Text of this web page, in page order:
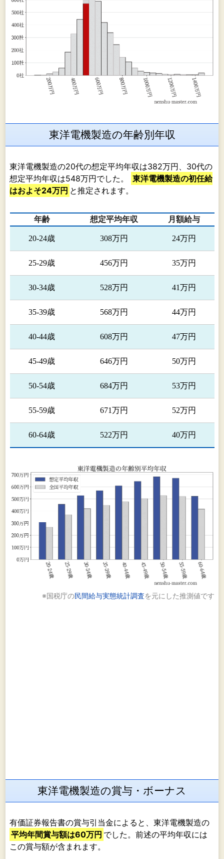
東洋電機製造の年齢別年収
東洋電機製造の20代の想定平均年収は382万円、30代の
想定平均年収は548万円でした。
東洋電機製造の初任給
はおよそ24万円 と推定されます。
年齢 想定平均年収 月額給与
20-24歳 308万円 24万円
25-29歳 456万円 35万円
30-34歳 528万円 41万円
35-39歳 568万円 44万円
40-44歳 608万円 47万円
45-49歳 646万円 50万円
50-54歳 684万円 53万円
55-59歳 671万円 52万円
60-64歳 522万円 40万円
※国税庁の民間給与実態統計調査を元にした推測値です
東洋電機製造の賞与・ボーナス
有価証券報告書の賞与引当金によると、東洋電機製造の
平均年間賞与額は60万円 でした。前述の平均年収には
この賞与額が含まれます。